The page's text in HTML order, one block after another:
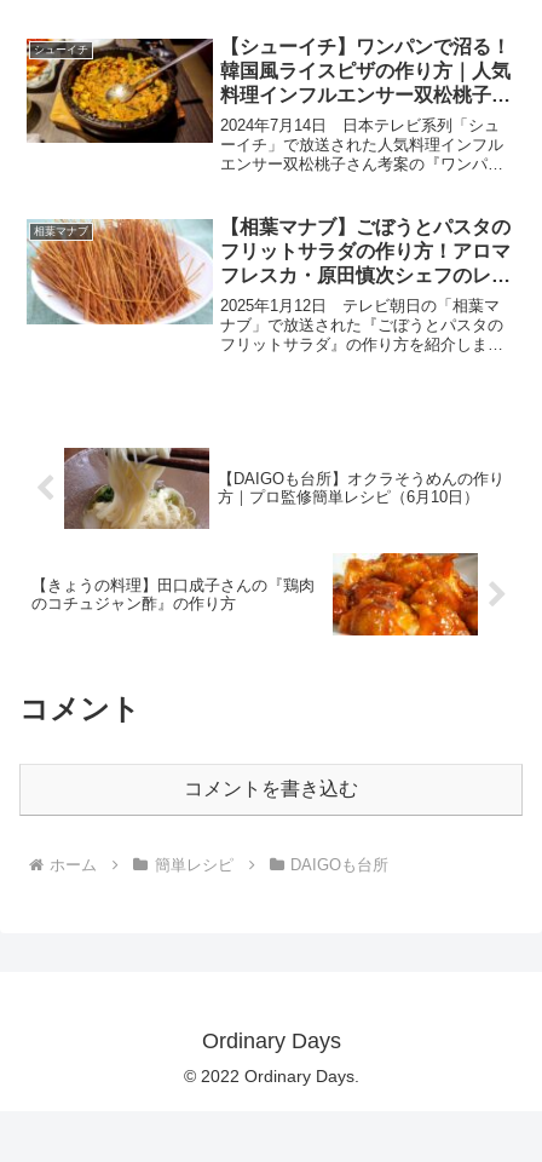
れる「梅だれ」。さっぱりと爽やかな酸
味は刺身と相性抜...
シューイチ
【シューイチ】ワンパンで沼る！
韓国風ライスピザの作り方｜人気
料理インフルエンサー双松桃子さ
ん考案レシピ
2024年7月14日 日本テレビ系列「シュ
ーイチ」で放送された人気料理インフル
エンサー双松桃子さん考案の『ワンパン
理研究家リュウジさんの弟子です。SNS
を見た人のいいね...
相葉マナブ
【相葉マナブ】ごぼうとパスタの
フリットサラダの作り方！アロマ
フレスカ・原田慎次シェフのレシ
ピ
2025年1月12日 テレビ朝日の「相葉マ
ナブ」で放送された『ごぼうとパスタの
フリットサラダ』の作り方を紹介しま
【DAIGOも台所】オクラそうめんの作り
方｜プロ監修簡単レシピ（6月10日）
【きょうの料理】田口成子さんの『鶏肉
のコチュジャン酢』の作り方
コメント
コメントを書き込む
ホーム 簡単レシピ DAIGOも台所
Ordinary Days
© 2022 Ordinary Days.